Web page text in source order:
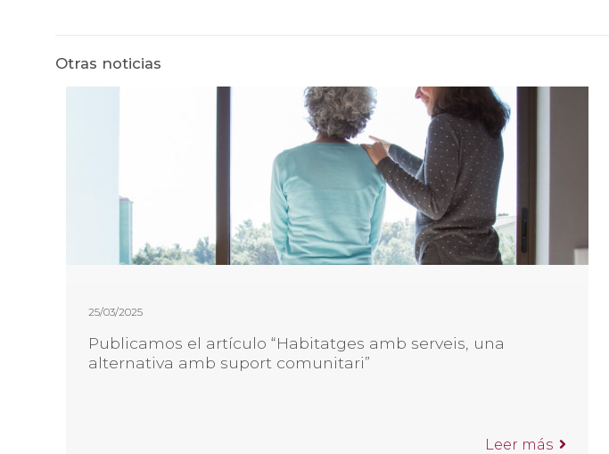
Otras noticias
25/03/2025
Publicamos el artículo “Habitatges amb serveis, una
alternativa amb suport comunitari”
Leer más